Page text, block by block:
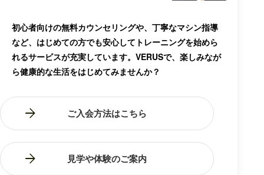
初心者向けの無料カウンセリングや、丁寧なマシン指導
など、はじめての方でも安心してトレーニングを始めら
れるサービスが充実しています。VERUSで、楽しみなが
ら健康的な生活をはじめてみませんか？
ご入会方法はこちら
見学や体験のご案内